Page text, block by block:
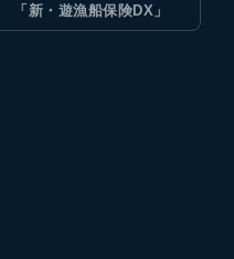
「新・遊漁船保険DX」